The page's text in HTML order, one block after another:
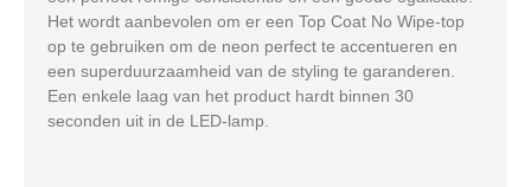
Het wordt aanbevolen om er een Top Coat No Wipe-top
op te gebruiken om de neon perfect te accentueren en
een superduurzaamheid van de styling te garanderen.
Een enkele laag van het product hardt binnen 30
seconden uit in de LED-lamp.